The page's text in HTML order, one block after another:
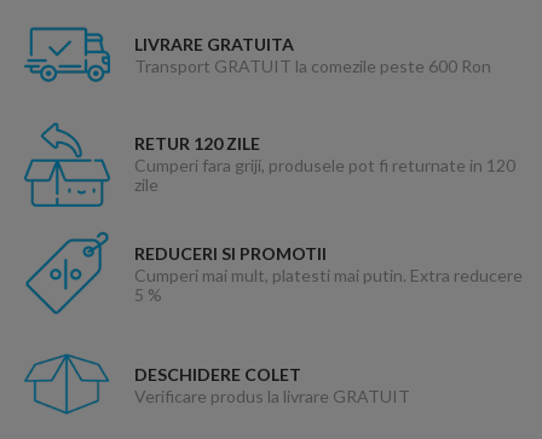
LIVRARE GRATUITA
Transport GRATUIT la comezile peste 600 Ron
RETUR 120 ZILE
Cumperi fara griji, produsele pot fi returnate in 120
zile
REDUCERI SI PROMOTII
Cumperi mai mult, platesti mai putin. Extra reducere
5 %
DESCHIDERE COLET
Verificare produs la livrare GRATUIT